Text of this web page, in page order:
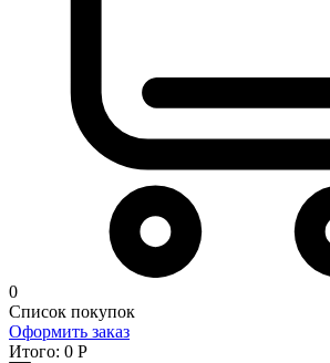
0
Список покупок
Оформить заказ
Итого: 0 Р